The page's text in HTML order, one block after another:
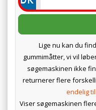
Lige nu kan du
gummimåtter, vi vil
søgemaskinen ikke
returnerer flere
endelig
Viser søgemaskinen